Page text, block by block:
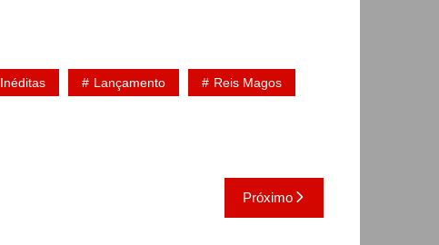
Inéditas Lançamento Reis Magos
Próximo